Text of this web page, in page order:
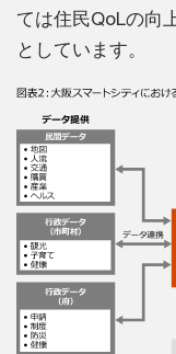
ては住民QoLの向
としています。